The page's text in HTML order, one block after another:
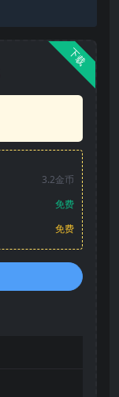
下载
3.2金币
免费
免费